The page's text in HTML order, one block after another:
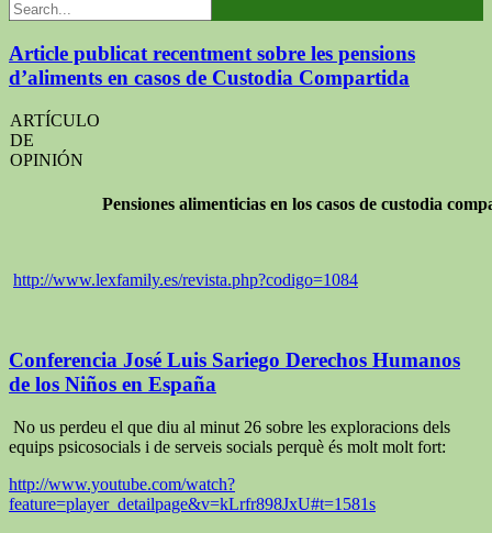
Article publicat recentment sobre les pensions
d’aliments en casos de Custodia Compartida
ARTÍCULO
DE
OPINIÓN
Pensiones alimenticias en los casos de custodia
http://www.lexfamily.es/revista.php?codigo=1084
Conferencia José Luis Sariego Derechos Humanos
de los Niños en España
No us perdeu el que diu al minut 26 sobre les exploracions dels
equips psicosocials i de serveis socials perquè és molt molt fort:
http://www.youtube.com/watch?
feature=player_detailpage&v=kLrfr898JxU#t=1581s